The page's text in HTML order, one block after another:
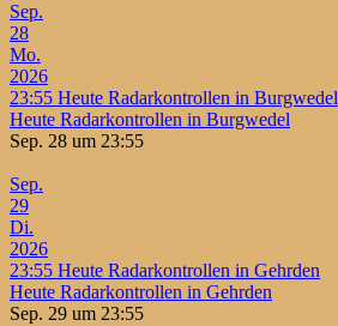
Sep.
28
Mo.
2026
23:55 Heute Radarkontrollen in Burgwedel
Heute Radarkontrollen in Burgwedel
Sep. 28 um 23:55
Sep.
29
Di.
2026
23:55 Heute Radarkontrollen in Gehrden
Heute Radarkontrollen in Gehrden
Sep. 29 um 23:55